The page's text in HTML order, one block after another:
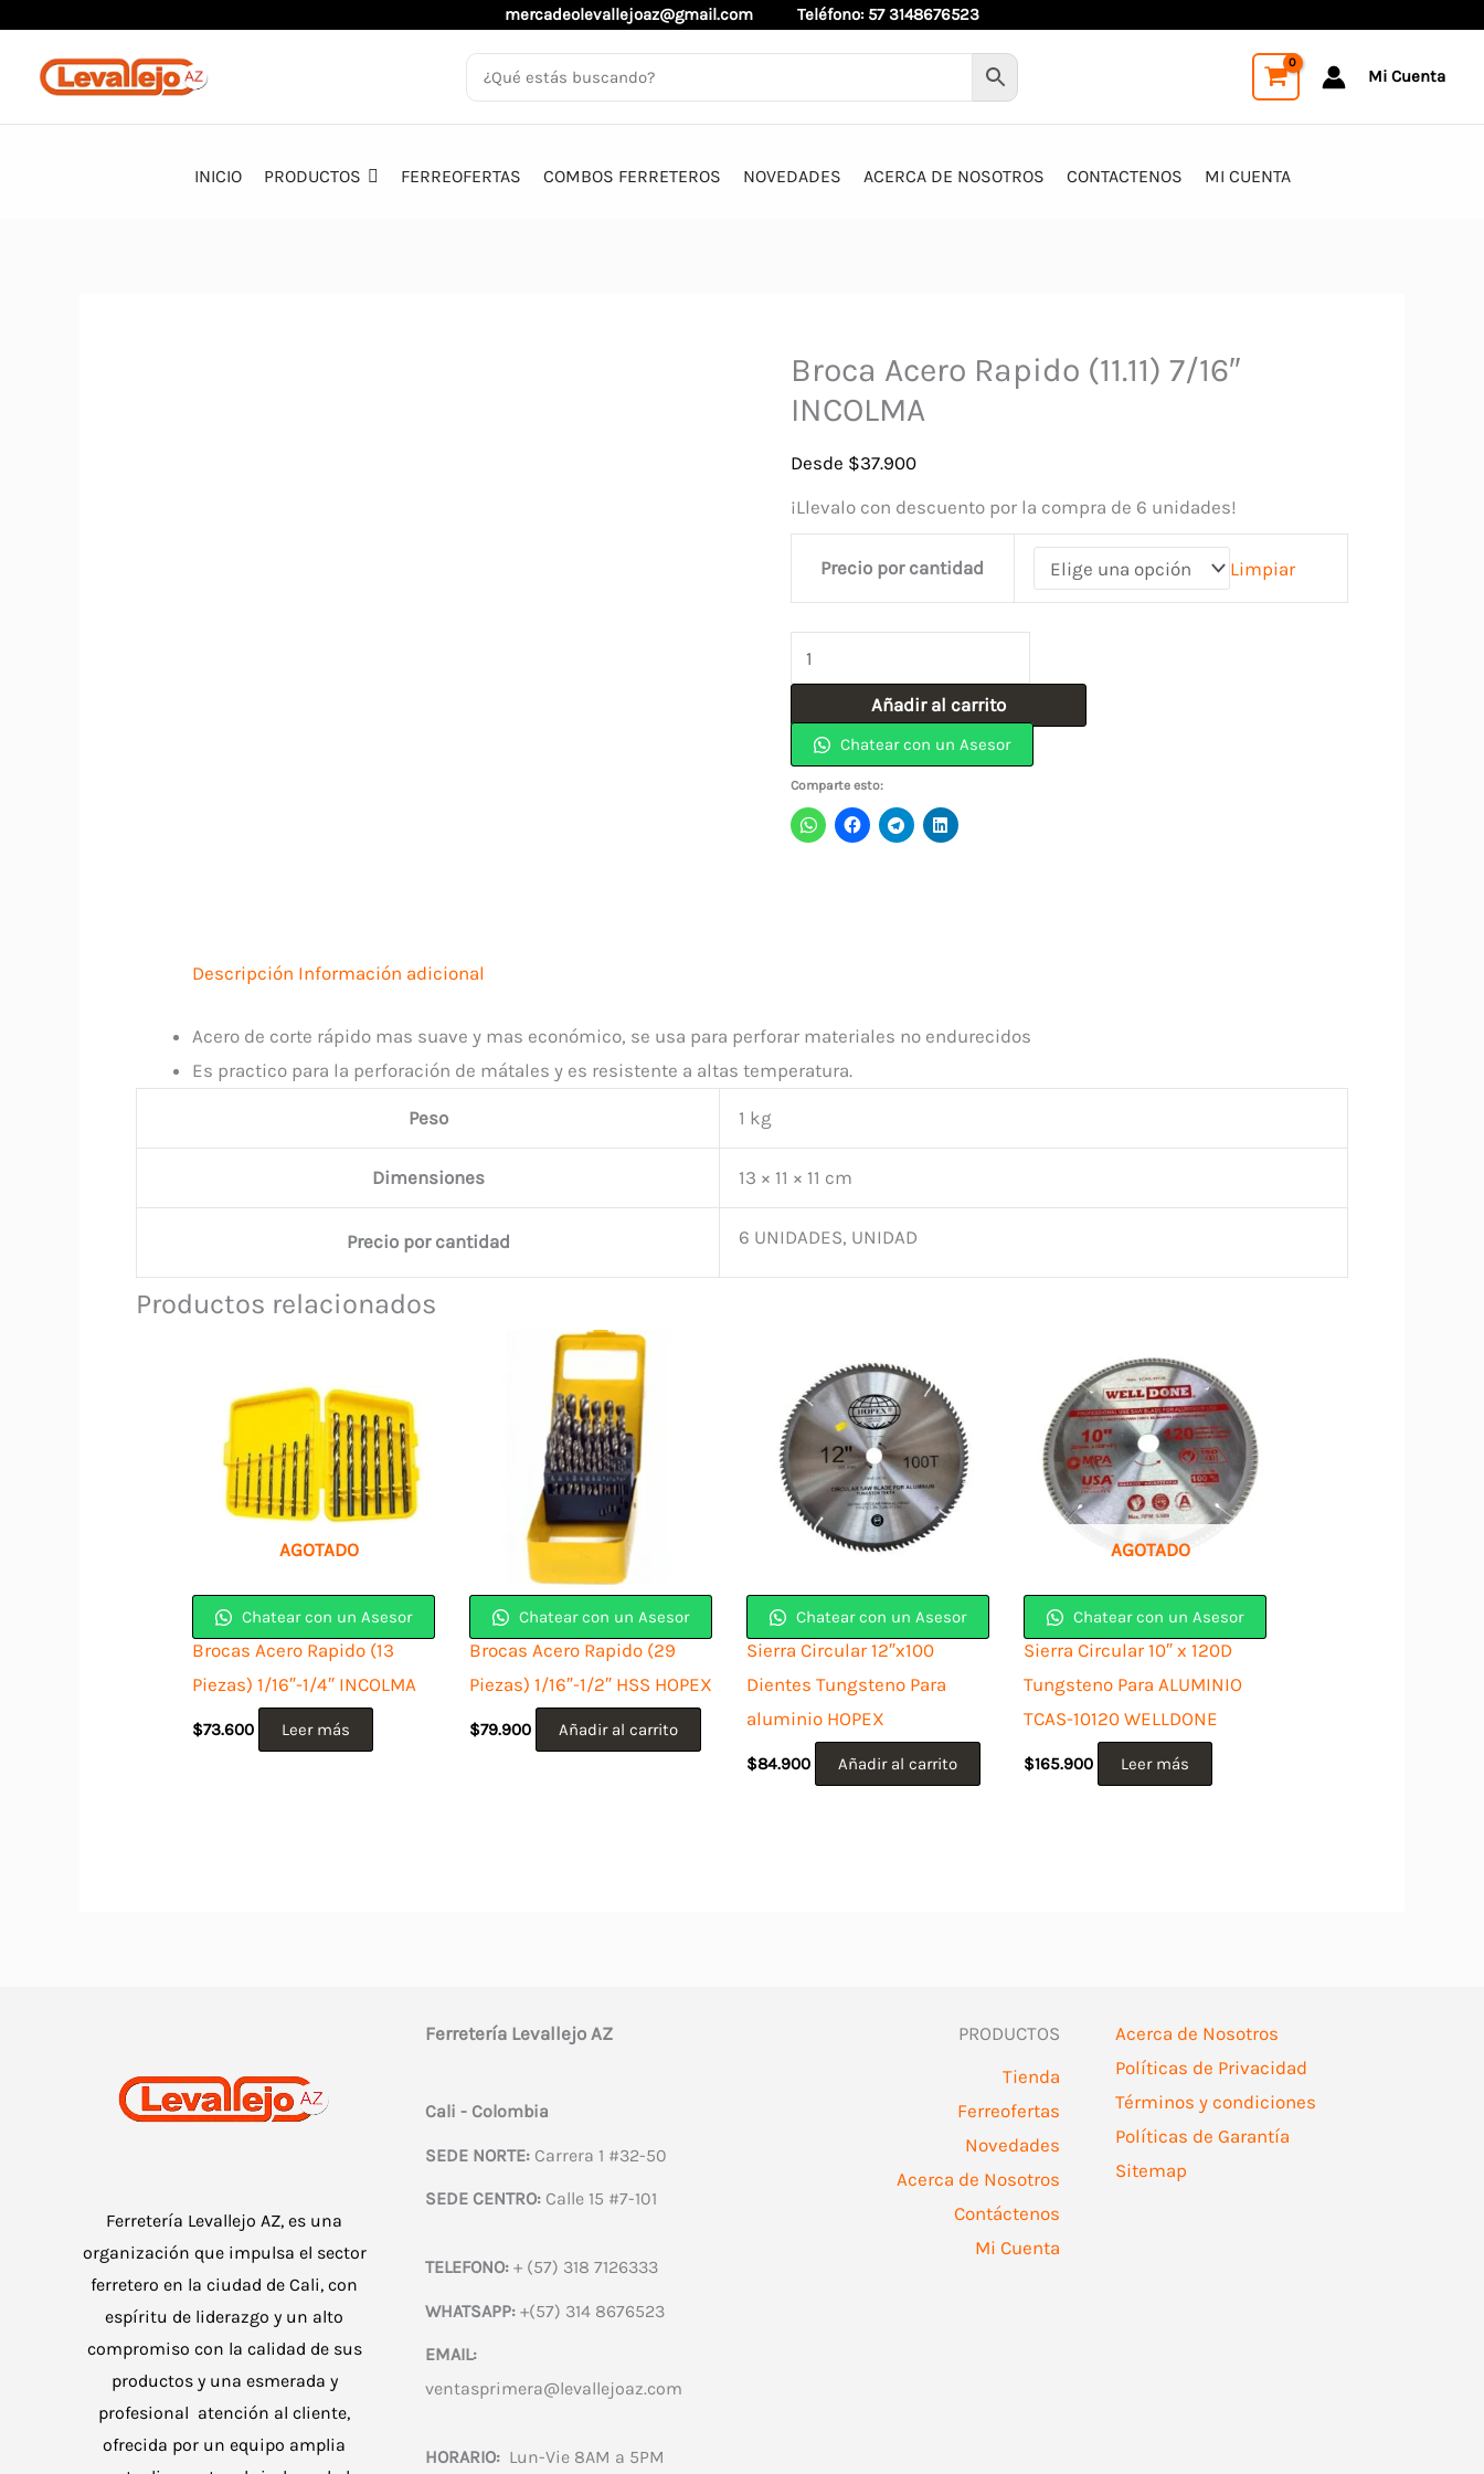
contenido
mercadeolevallejoaz@gmail.com Teléfono: 57 3148676523
Mi Cuenta
INICIO PRODUCTOS FERREOFERTAS COMBOS FERRETEROS NOVEDADES ACERCA DE NOSOTROS CONTACTENOS MI CUENTA
Broca Acero Rapido (11.11) 7/16″
INCOLMA
Desde $37.900
¡Llevalo con descuento por la compra de 6 unidades!
Precio por cantidad Limpiar
Acero
(11.11)
7/16"
INCOLMA
Añadir al carrito
Chatear con un Asesor
Comparte esto:
Descripción Información adicional
Acero de corte rápido mas suave y mas económico, se usa para perforar materiales no endurecidos
Es practico para la perforación de mátales y es resistente a altas temperatura.
Peso 1 kg
Dimensiones 13 × 11 × 11 cm
Precio por cantidad 6 UNIDADES, UNIDAD
Productos relacionados
AGOTADO
Chatear con un Asesor
Brocas Acero Rapido (13
Piezas) 1/16″-1/4″ INCOLMA
$73.600 Leer más
Chatear con un Asesor
Brocas Acero Rapido (29
Piezas) 1/16″-1/2″ HSS HOPEX
$79.900 Añadir al carrito
Chatear con un Asesor
Sierra Circular 12″x100
Dientes Tungsteno Para
aluminio HOPEX
$84.900 Añadir al carrito
AGOTADO
Chatear con un Asesor
Sierra Circular 10″ x 120D
Tungsteno Para ALUMINIO
TCAS-10120 WELLDONE
$165.900 Leer más
Ferretería Levallejo AZ, es una
organización que impulsa el sector
ferretero en la ciudad de Cali, con
espíritu de liderazgo y un alto
compromiso con la calidad de sus
productos y una esmerada y
profesional atención al cliente,
ofrecida por un equipo amplia
Ferretería Levallejo AZ
Cali - Colombia
SEDE NORTE:Carrera 1 #32-50
SEDE CENTRO:Calle 15 #7-101
TELEFONO:+ (57) 318 7126333
WHATSAPP:+(57) 314 8676523
EMAIL:
ventasprimera@levallejoaz.com
HORARIO:Lun-Vie 8AM a 5PM
PRODUCTOS
Tienda
Ferreofertas
Novedades
Acerca de Nosotros
Contáctenos
Mi Cuenta
Acerca de Nosotros
Políticas de Privacidad
Términos y condiciones
Políticas de Garantía
Sitemap